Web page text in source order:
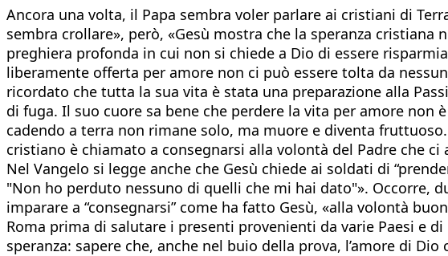
Ancora una volta, il Papa sembra voler parlare ai cristiani di
sembra crollare», però, «Gesù mostra che la speranza
preghiera profonda in cui non si chiede a Dio di essere
liberamente offerta per amore non ci può essere tolta da
ricordato che tutta la sua vita è stata una preparazione alla
di fuga. Il suo cuore sa bene che perdere la vita per amore
cadendo a terra non rimane solo, ma muore e diventa
cristiano è chiamato a consegnarsi alla volontà del Padre che
Nel Vangelo si legge anche che Gesù chiede ai soldati di
"Non ho perduto nessuno di quelli che mi hai dato"». Occorre,
imparare a “consegnarsi” come ha fatto Gesù, «alla volontà
Roma prima di salutare i presenti provenienti da varie Paesi e
speranza: sapere che, anche nel buio della prova, l’amore di